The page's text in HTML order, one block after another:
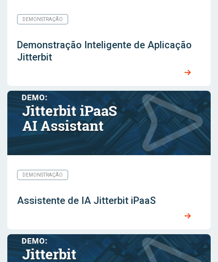
DEMONSTRAÇÃO
Demonstração Inteligente de Aplicação
Jitterbit
DEMONSTRAÇÃO
Assistente de IA Jitterbit iPaaS